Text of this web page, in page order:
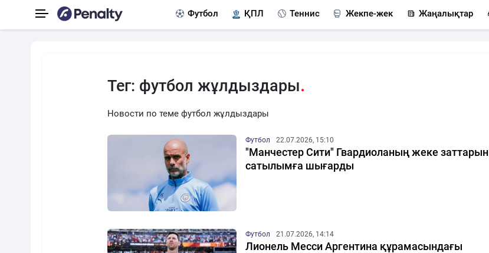
Футбол ҚПЛ Теннис Жекпе-жек Жаңалықтар
Тег: футбол жұлдыздары
Новости по теме футбол жұлдыздары
Футбол 22.07.2026, 15:10
"Манчестер Сити" Гвардиоланың жеке заттарын
сатылымға шығарды
Футбол 21.07.2026, 14:14
Лионель Месси Аргентина құрамасындағы